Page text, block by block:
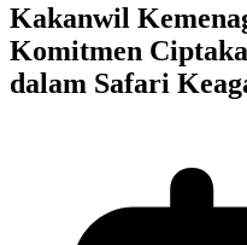
Kakanwil
Komitmen
dalam Safari